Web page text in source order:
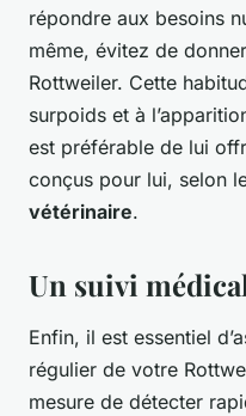
répondre aux besoins
même, évitez de
Rottweiler. Cette
surpoids et à
est préférable de lui
conçus pour lui, selon
vétérinaire.
Un suivi
Enfin, il est essentiel
régulier de votre
mesure de détecter